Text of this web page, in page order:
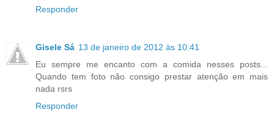
Responder
Gisele Sá 13 de janeiro de 2012 às 10:41
Eu sempre me encanto com a comida nesses posts...
Quando tem foto não consigo prestar atenção em mais
nada rsrs
Responder